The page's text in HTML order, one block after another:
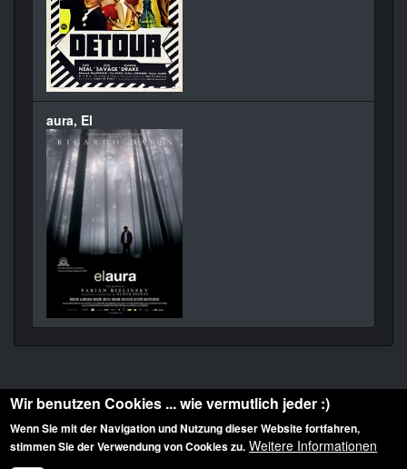
aura, El
Diese Website ist urheberrechtlich geschützt: © 2010-2026 der Film Noir de. Alle
Wir benutzen Cookies ... wie vermutlich jeder :)
Wenn Sie mit der Navigation und Nutzung dieser Website fortfahren,
stimmen Sie der Verwendung von Cookies zu. Weitere Informationen